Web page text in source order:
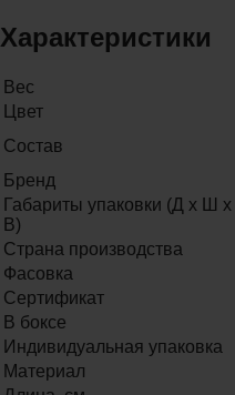
Характеристики
Вес
Цвет
Состав
Бренд
Габариты упаковки (Д х Ш х
В)
Страна производства
Фасовка
Сертификат
В боксе
Индивидуальная упаковка
Материал